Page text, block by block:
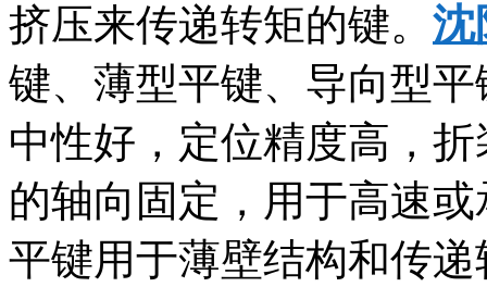
挤压来传递转矩的键。 沈
键、薄型平键、导向型
中性好，定位精度高，
的轴向固定，用于高速
平键用于薄壁结构和传